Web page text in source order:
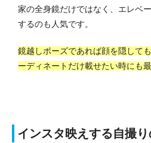
家の全身鏡だけではなく、エレベ
するのも人気です。
鏡越しポーズであれば顔を隠して
ーディネートだけ載せたい時にも最
インスタ映えする自撮